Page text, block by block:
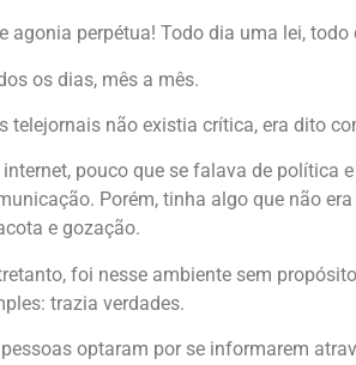
agonia perpétua! Todo dia uma lei,
os dias, mês a mês.
telejornais não existia crítica, era dito
internet, pouco que se falava de política
Porém, tinha algo que não
e gozação.
foi nesse ambiente sem
trazia verdades.
optaram por se informarem